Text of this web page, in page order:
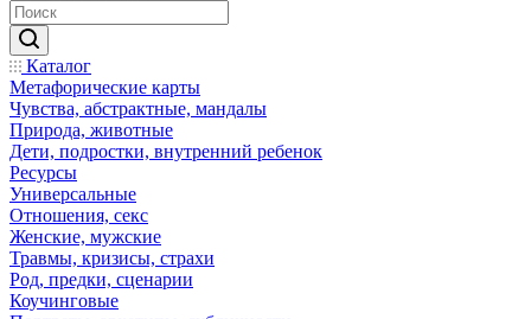
Каталог
Mетафорические карты
Чувства, абстрактные, мандалы
Природа, животные
Дети, подростки, внутренний ребенок
Ресурсы
Универсальные
Отношения, секс
Женские, мужские
Травмы, кризисы, страхи
Род, предки, сценарии
Коучинговые